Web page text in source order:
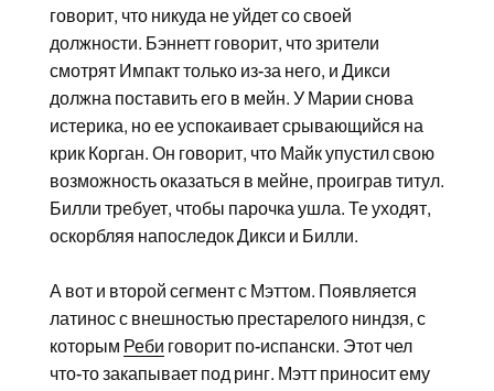
говорит, что никуда не уйдет со своей
должности. Бэннетт говорит, что зрители
смотрят Импакт только из-за него, и Дикси
должна поставить его в мейн. У Марии снова
истерика, но ее успокаивает срывающийся на
крик Корган. Он говорит, что Майк упустил свою
возможность оказаться в мейне, проиграв титул.
Билли требует, чтобы парочка ушла. Те уходят,
оскорбляя напоследок Дикси и Билли.
А вот и второй сегмент с Мэттом. Появляется
латинос с внешностью престарелого ниндзя, с
которым Реби говорит по-испански. Этот чел
что-то закапывает под ринг. Мэтт приносит ему